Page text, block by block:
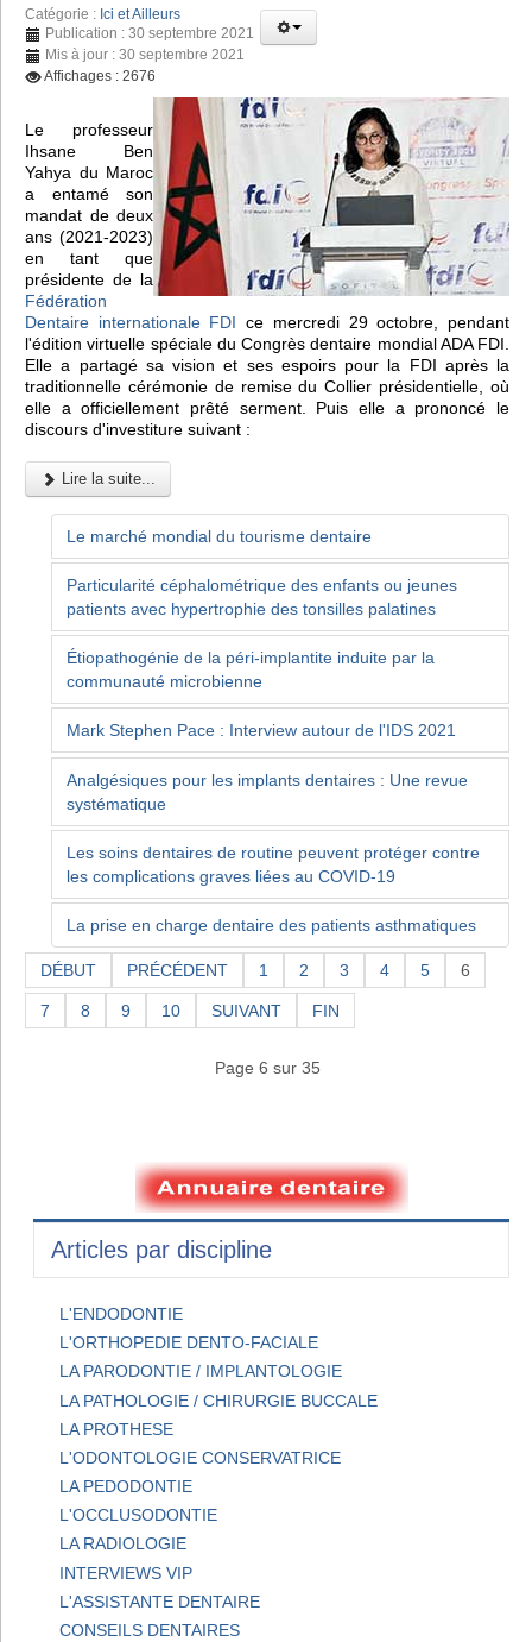
Catégorie : Ici et Ailleurs
Publication : 30 septembre 2021
Mis à jour : 30 septembre 2021
Affichages : 2676
Le professeur
Ihsane Ben
Yahya du Maroc
a entamé son
mandat de deux
ans (2021-2023)
en tant que
présidente de la
Fédération
Dentaire internationale FDI ce mercredi 29 octobre, pendant
l'édition virtuelle spéciale du Congrès dentaire mondial ADA FDI.
Elle a partagé sa vision et ses espoirs pour la FDI après la
traditionnelle cérémonie de remise du Collier présidentielle, où
elle a officiellement prêté serment. Puis elle a prononcé le
discours d'investiture suivant :
Lire la suite...
Le marché mondial du tourisme dentaire
Particularité céphalométrique des enfants ou jeunes
patients avec hypertrophie des tonsilles palatines
Étiopathogénie de la péri-implantite induite par la
communauté microbienne
Mark Stephen Pace : Interview autour de l'IDS 2021
Analgésiques pour les implants dentaires : Une revue
systématique
Les soins dentaires de routine peuvent protéger contre
les complications graves liées au COVID-19
La prise en charge dentaire des patients asthmatiques
DÉBUT PRÉCÉDENT 1 2 3 4 5 6
7 8 9 10 SUIVANT FIN
Page 6 sur 35
Articles par discipline
L'ENDODONTIE
L'ORTHOPEDIE DENTO-FACIALE
LA PARODONTIE / IMPLANTOLOGIE
LA PATHOLOGIE / CHIRURGIE BUCCALE
LA PROTHESE
L'ODONTOLOGIE CONSERVATRICE
LA PEDODONTIE
L'OCCLUSODONTIE
LA RADIOLOGIE
INTERVIEWS VIP
L'ASSISTANTE DENTAIRE
CONSEILS DENTAIRES